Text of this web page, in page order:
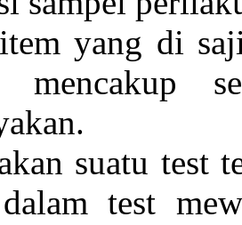
yang di
mencakup
suatu test
test